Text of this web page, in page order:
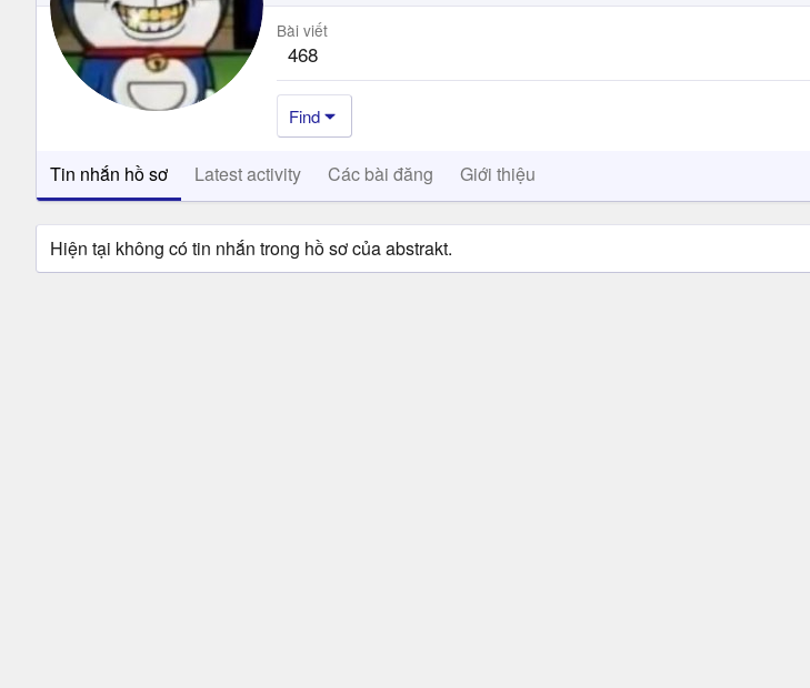
Bài viết
468
Find
Tin nhắn hồ sơ Latest activity Các bài đăng Giới thiệu
Hiện tại không có tin nhắn trong hồ sơ của abstrakt.